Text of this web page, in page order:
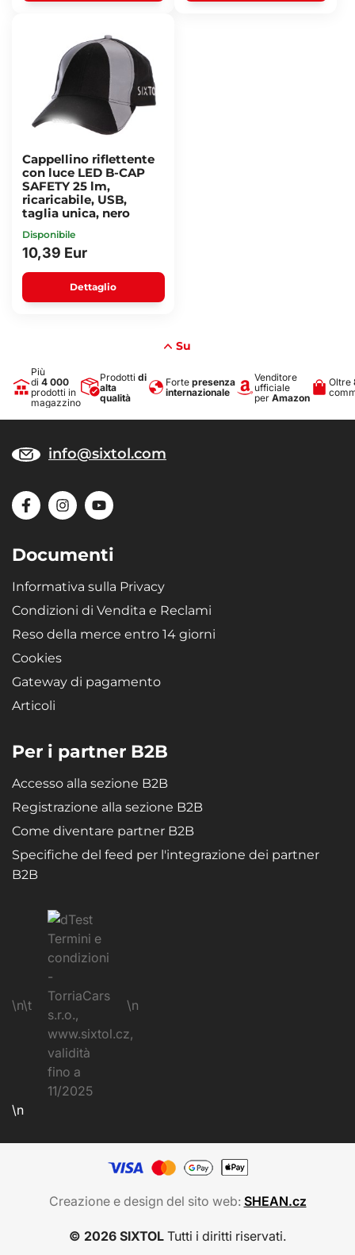
Cappellino riflettente
con luce LED B-CAP
SAFETY 25 lm,
ricaricabile, USB,
taglia unica, nero
Disponibile
10,39 Eur
Dettaglio
Su
Più
di 4 000
prodotti in
magazzino
Prodotti di
alta
qualità
Forte presenza
internazionale
Venditore
ufficiale
per Amazon
Oltre
info@sixtol.com
Documenti
Informativa sulla Privacy
Condizioni di Vendita e Reclami
Reso della merce entro 14 giorni
Cookies
Gateway di pagamento
Articoli
Per i partner B2B
Accesso alla sezione B2B
Registrazione alla sezione B2B
Come diventare partner B2B
Specifiche del feed per l'integrazione dei partner
B2B
\n\t \n
\n
Creazione e design del sito web: SHEAN.cz
© 2026 SIXTOL Tutti i diritti riservati.